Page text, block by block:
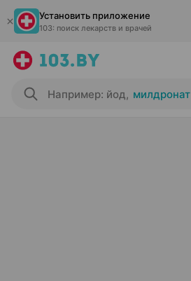
Установить приложение
103: поиск лекарств и врачей
Например: йод, милдронат